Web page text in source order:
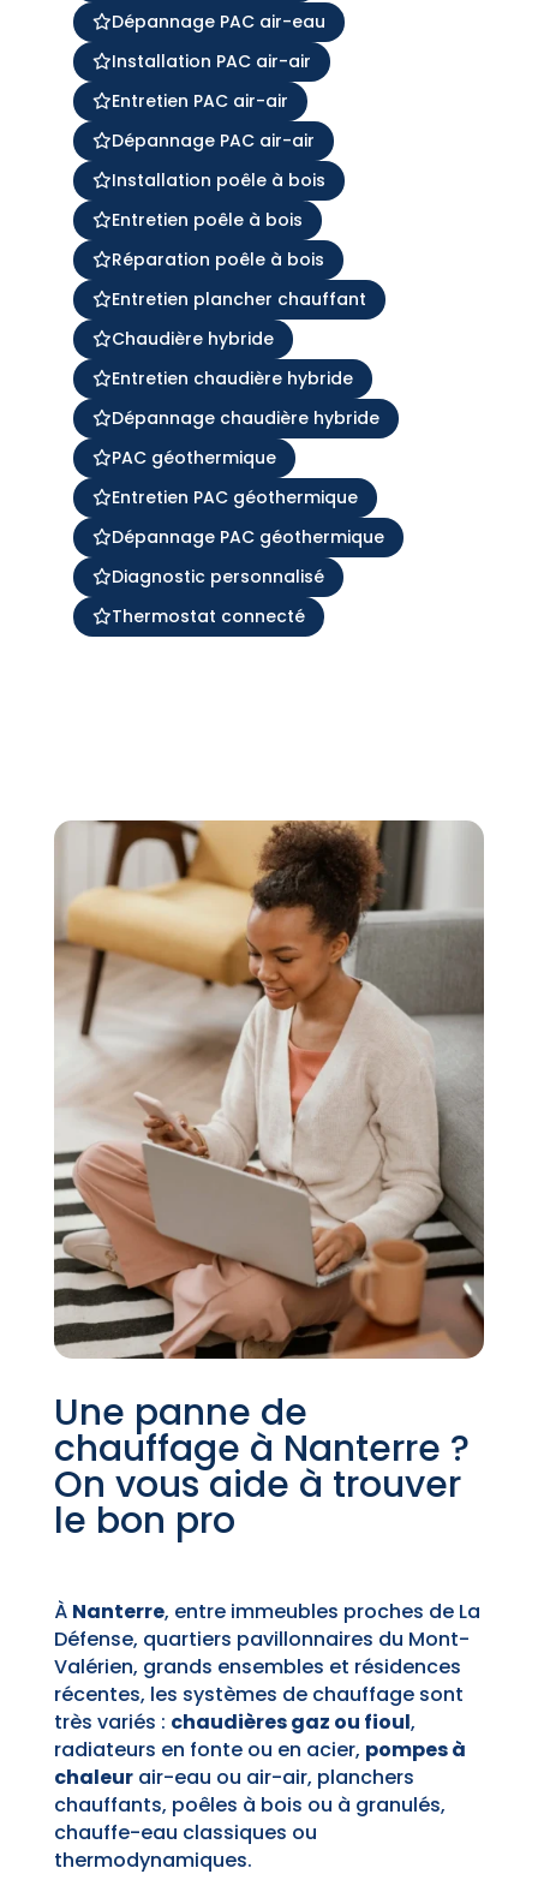
Dépannage PAC air-eau
Installation PAC air-air
Entretien PAC air-air
Dépannage PAC air-air
Installation poêle à bois
Entretien poêle à bois
Réparation poêle à bois
Entretien plancher chauffant
Chaudière hybride
Entretien chaudière hybride
Dépannage chaudière hybride
PAC géothermique
Entretien PAC géothermique
Dépannage PAC géothermique
Diagnostic personnalisé
Thermostat connecté
Une panne de
chauffage à Nanterre ?
On vous aide à trouver
le bon pro
À Nanterre, entre immeubles proches de La
Défense, quartiers pavillonnaires du Mont-
Valérien, grands ensembles et résidences
récentes, les systèmes de chauffage sont
très variés : chaudières gaz ou fioul,
radiateurs en fonte ou en acier, pompes à
chaleurair-eau ou air-air, planchers
chauffants, poêles à bois ou à granulés,
chauffe-eau classiques ou
thermodynamiques.